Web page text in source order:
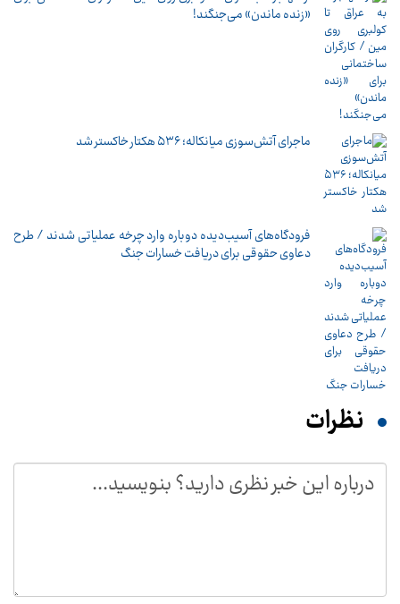
«زنده ماندن» می‌جنگند!
ماجرای آتش‌سوزی میانکاله؛ ۵۳۶ هکتار خاکستر شد
فرودگاه‌های آسیب‌دیده دوباره وارد چرخه عملیاتی شدند / طرح
دعاوی حقوقی برای دریافت خسارات جنگ
نظرات